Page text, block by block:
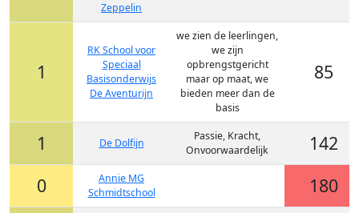
Zeppelin
1
RK School voor
Speciaal
Basisonderwijs
De Aventurijn
we zien de leerlingen,
we zijn
opbrengstgericht
maar op maat, we
bieden meer dan de
basis
85
1 De Dolfijn
Passie, Kracht,
Onvoorwaardelijk
142
0
Annie MG
Schmidtschool
180